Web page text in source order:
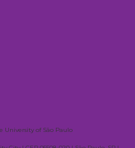
University of São Paulo